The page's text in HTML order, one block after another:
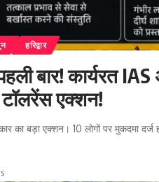
हरिद्वार
बार! कार्यरत IAS
टॉलरेंस एक्शन!
का बड़ा एक्शन। 10 लोगों पर मुकदमा